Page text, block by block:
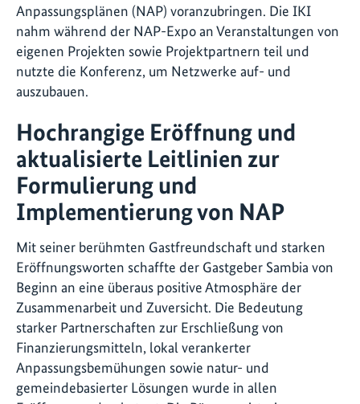
Anpassungsplänen (NAP) voranzubringen. Die IKI
nahm während der NAP-Expo an Veranstaltungen von
eigenen Projekten sowie Projektpartnern teil und
nutzte die Konferenz, um Netzwerke auf- und
auszubauen.
Hochrangige Eröffnung und
aktualisierte Leitlinien zur
Formulierung und
Implementierung von NAP
Mit seiner berühmten Gastfreundschaft und starken
Eröffnungsworten schaffte der Gastgeber Sambia von
Beginn an eine überaus positive Atmosphäre der
Zusammenarbeit und Zuversicht. Die Bedeutung
starker Partnerschaften zur Erschließung von
Finanzierungsmitteln, lokal verankerter
Anpassungsbemühungen sowie natur- und
gemeindebasierter Lösungen wurde in allen